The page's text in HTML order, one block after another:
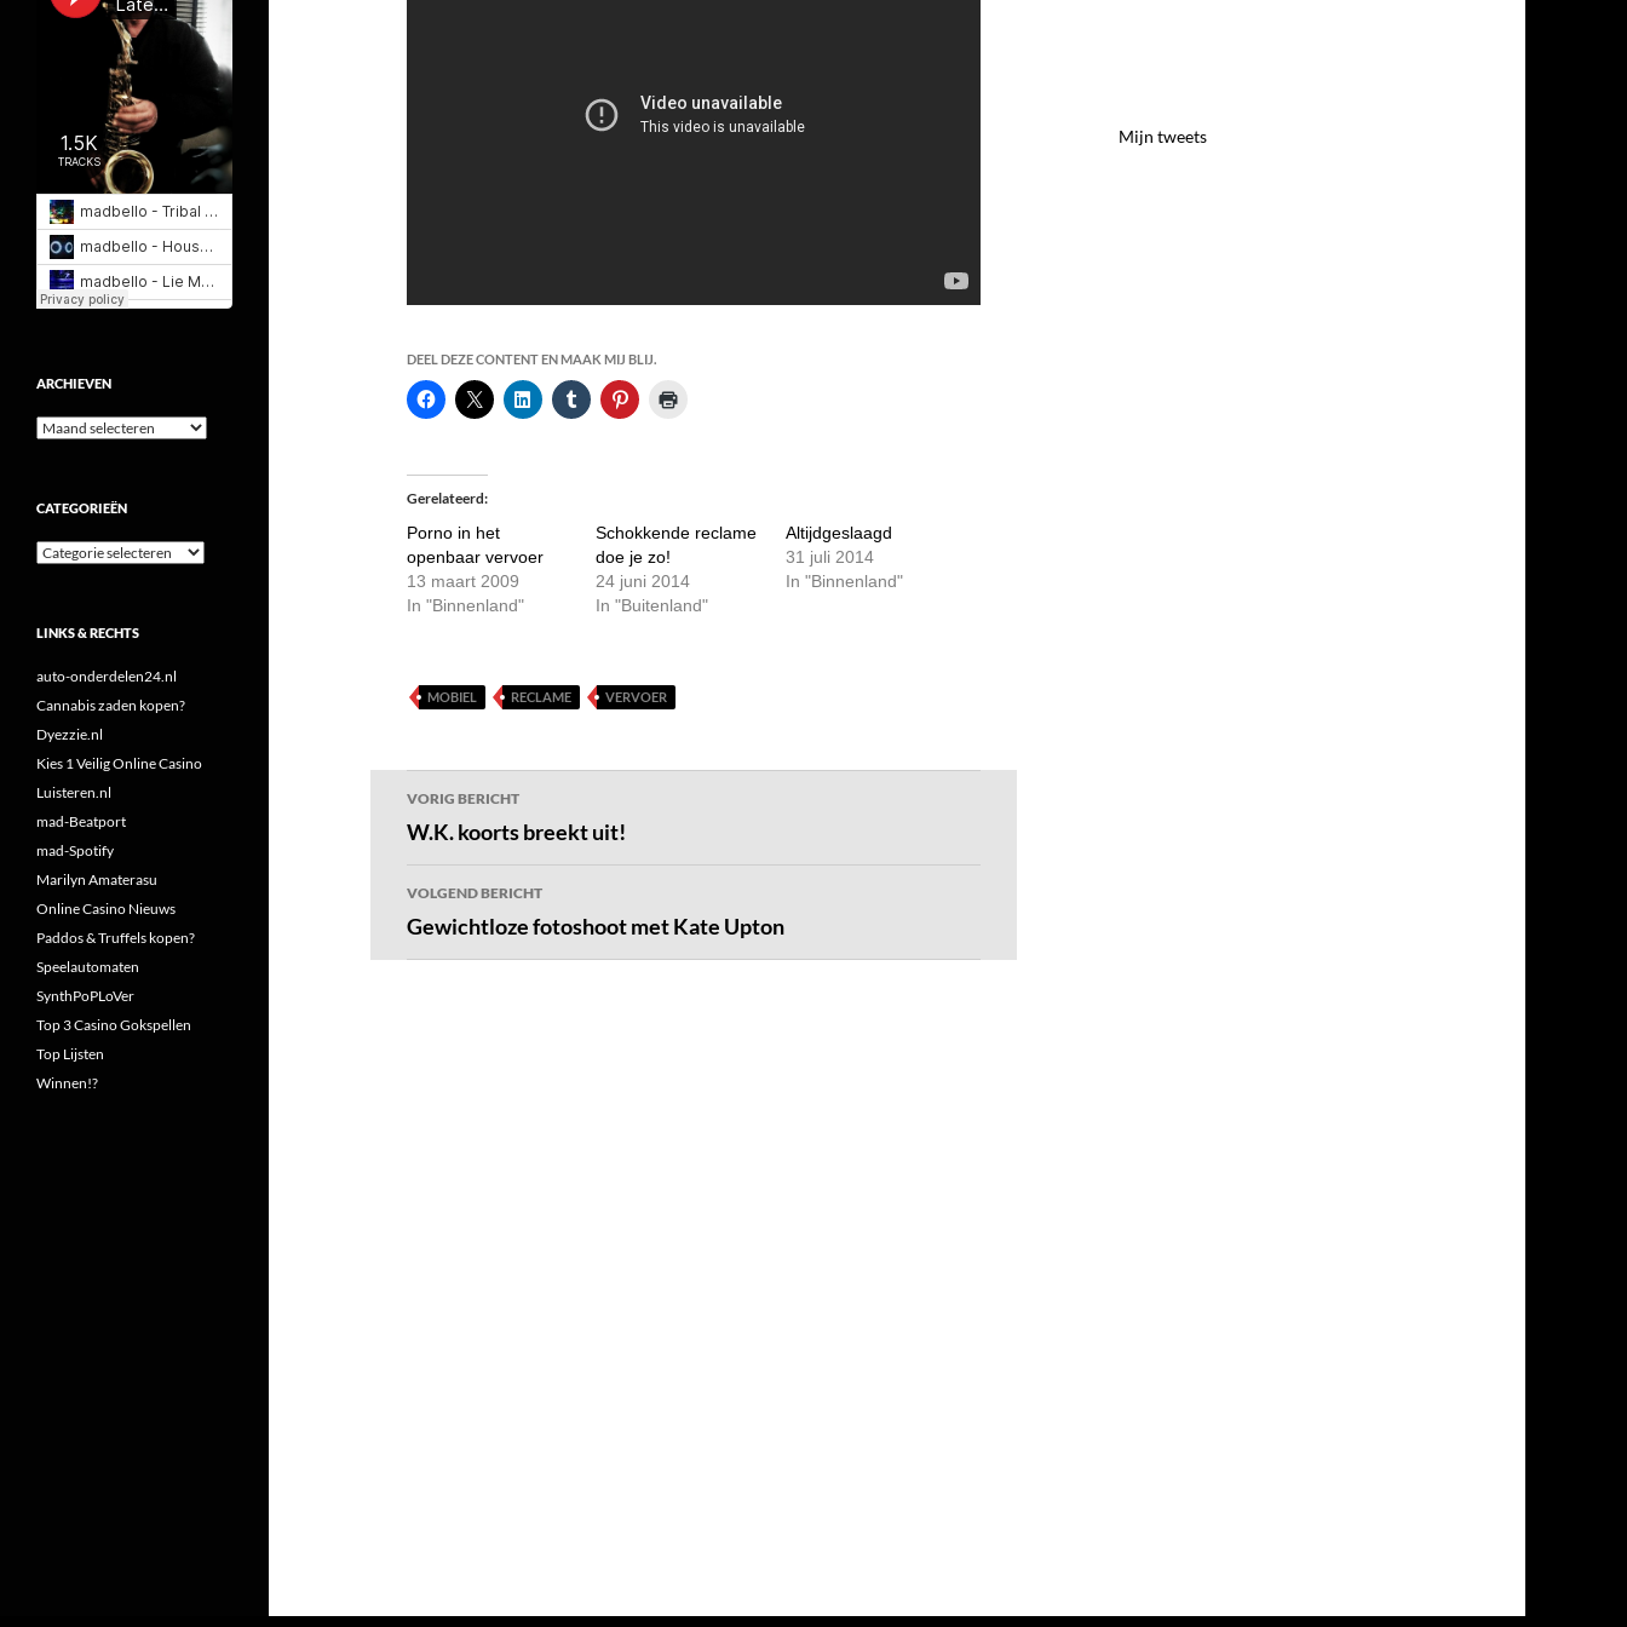
DEEL DEZE CONTENT EN MAAK MIJ BLIJ.
Gerelateerd
Porno in het
openbaar vervoer
13 maart 2009
In "Binnenland"
Schokkende reclame
doe je zo!
24 juni 2014
In "Buitenland"
Altijdgeslaagd
31 juli 2014
In "Binnenland"
MOBIEL RECLAME VERVOER
Bericht
navigatie
VORIG BERICHT
W.K. koorts breekt uit!
VOLGEND BERICHT
Gewichtloze fotoshoot met Kate Upton
Mijn tweets
ARCHIEVEN
Archieven
CATEGORIEËN
Categorieën
LINKS & RECHTS
auto-onderdelen24.nl
Cannabis zaden kopen?
Dyezzie.nl
Kies 1 Veilig Online Casino
Luisteren.nl
mad-Beatport
mad-Spotify
Marilyn Amaterasu
Online Casino Nieuws
Paddos & Truffels kopen?
Speelautomaten
SynthPoPLoVer
Top 3 Casino Gokspellen
Top Lijsten
Winnen!?